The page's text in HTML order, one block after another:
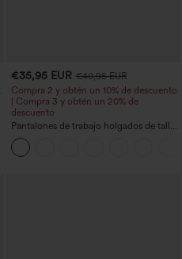
+11
€35,95 EUR €40,95 EUR
Compra 2 y obtén un 10% de descuento
| Compra 3 y obtén un 20% de
descuento
Pantalones de trabajo holgados de talle
medio con bolsillos y pernera estilo
barril